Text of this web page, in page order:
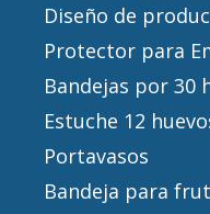
Diseño de
Protector para
Bandejas por 30
Estuche 12
Portavasos
Bandeja para